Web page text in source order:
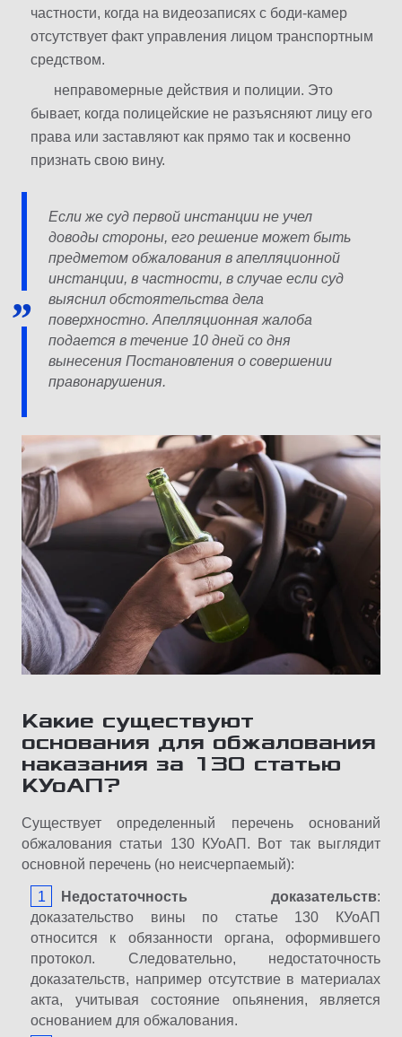
частности, когда на видеозаписях с боди-камер
отсутствует факт управления лицом транспортным
средством.
неправомерные действия и полиции. Это
бывает, когда полицейские не разъясняют лицу его
права или заставляют как прямо так и косвенно
признать свою вину.
Если же суд первой инстанции не учел
доводы стороны, его решение может быть
предметом обжалования в апелляционной
инстанции, в частности, в случае если суд
выяснил обстоятельства дела
поверхностно. Апелляционная жалоба
подается в течение 10 дней со дня
вынесения Постановления о совершении
правонарушения.
Какие существуют
основания для обжалования
наказания за 130 статью
КУоАП?
Существует определенный перечень оснований
обжалования статьи 130 КУоАП. Вот так выглядит
основной перечень (но неисчерпаемый):
Недостаточность доказательств:
доказательство вины по статье 130 КУоАП
относится к обязанности органа, оформившего
протокол. Следовательно, недостаточность
доказательств, например отсутствие в материалах
акта, учитывая состояние опьянения, является
основанием для обжалования.